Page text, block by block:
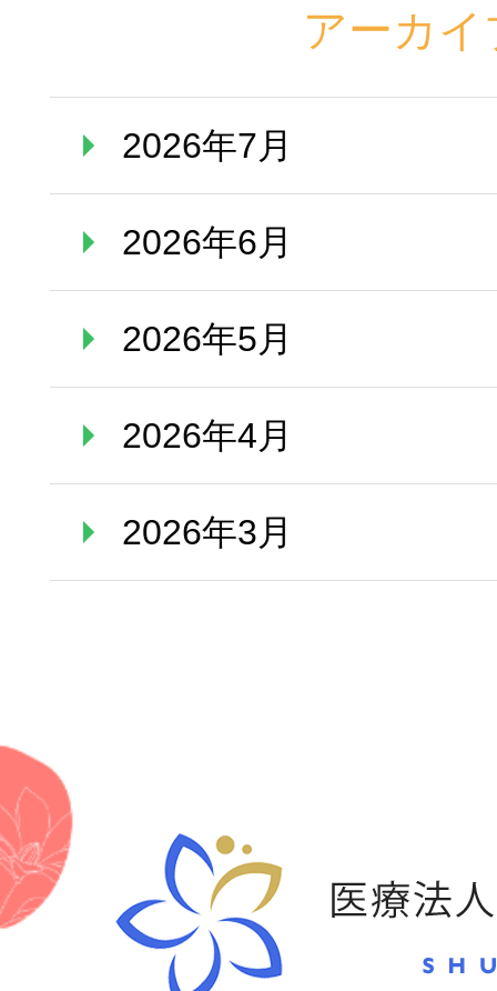
アーカイ
2026年7月
2026年6月
2026年5月
2026年4月
2026年3月